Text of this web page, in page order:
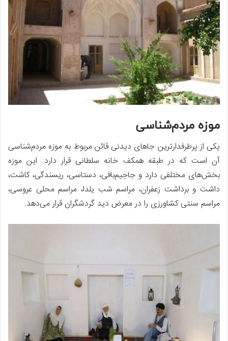
موزه مردم‌شناسی
یکی از پرطرفدارترین جاهای دیدنی قائن مربوط به موزه مردم‌شناسی
آن است که در طبقه همکف خانه سلطانی قرار دارد. این موزه
بخش‌های مختلفی دارد و جاجیم‌بافی، دستاسی، ریسندگی، کاشت،
داشت و برداشت زعفران، مراسم شب یلدا، مراسم محلی عروسی،
مراسم سنتی کشاورزی را در معرض دید گردشگران قرار می‌دهد.